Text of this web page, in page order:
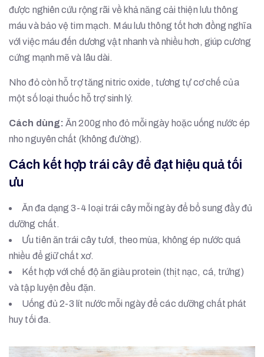
được nghiên cứu rộng rãi về khả năng cải thiện lưu thông
máu và bảo vệ tim mạch. Máu lưu thông tốt hơn đồng nghĩa
với việc máu đến dương vật nhanh và nhiều hơn, giúp cương
cứng mạnh mẽ và lâu dài.
Nho đỏ còn hỗ trợ tăng nitric oxide, tương tự cơ chế của
một số loại thuốc hỗ trợ sinh lý.
Cách dùng: Ăn 200g nho đỏ mỗi ngày hoặc uống nước ép
nho nguyên chất (không đường).
Cách kết hợp trái cây để đạt hiệu quả tối
ưu
Ăn đa dạng 3-4 loại trái cây mỗi ngày để bổ sung đầy đủ
dưỡng chất.
Ưu tiên ăn trái cây tươi, theo mùa, không ép nước quá
nhiều để giữ chất xơ.
Kết hợp với chế độ ăn giàu protein (thịt nạc, cá, trứng)
và tập luyện đều đặn.
Uống đủ 2-3 lít nước mỗi ngày để các dưỡng chất phát
huy tối đa.